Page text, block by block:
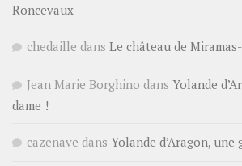
Roncevaux
chedaille dans Le château de
Jean Marie Borghino dans Yolande
dame !
cazenave dans Yolande d’Aragon, une